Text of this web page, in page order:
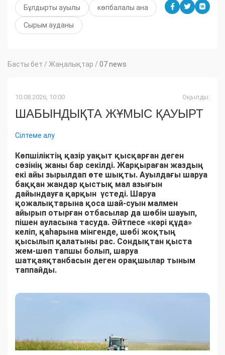
Бұлдырты ауылы көпбалалы ана
Сырым ауданы
Басты бет / Жаңалықтар / 07 news
10.08.2026, 10:00 Оқылды:
ШАБЫНДЫҚТА ЖҰМЫС ҚАУЫРТ
Сілтеме алу
Көпшіліктің қазір уақыт қысқарған деген
сөзінің жаны бар секілді. Жарқыраған жаздың
екі айы зырылдап өте шықты. Ауылдағы шаруа
баққан жандар қыстық мал азығын
дайындауға қарқын үстеді. Шаруа
қожалықтарына қоса шай-суын малмен
айырып отырған отбасылар да шөбін шауып,
пішен ауласына тасуда. Әйтпесе «кәрі құда»
келіп, қаһарына мінгенде, шөбі жоқтың
қысылып қалатыны рас. Сондықтан қыста
жем-шөп тапшы болып, шаруа
шатқаяқтанбасын деген орақшылар тыным
таппайды.